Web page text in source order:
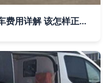
妇幼、学校、监狱等特殊场所救护车费用详解 该怎样正确叫救护车？